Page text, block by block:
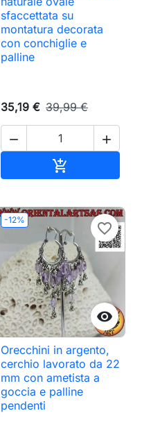
sfaccettata su
montatura decorata
con conchiglie e
palline
35,19 € 39,99 €
 

-12%

favorite_border
Orecchini in argento,
cerchio lavorato da 22
mm con ametista a
goccia e palline
pendenti